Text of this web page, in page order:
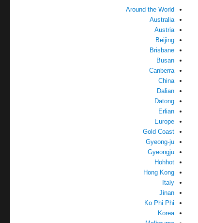
Around the World
Australia
Austria
Beijing
Brisbane
Busan
Canberra
China
Dalian
Datong
Erlian
Europe
Gold Coast
Gyeong-ju
Gyeongju
Hohhot
Hong Kong
Italy
Jinan
Ko Phi Phi
Korea